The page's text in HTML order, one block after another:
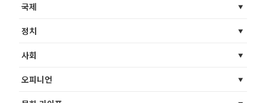
국제
정치
사회
오피니언